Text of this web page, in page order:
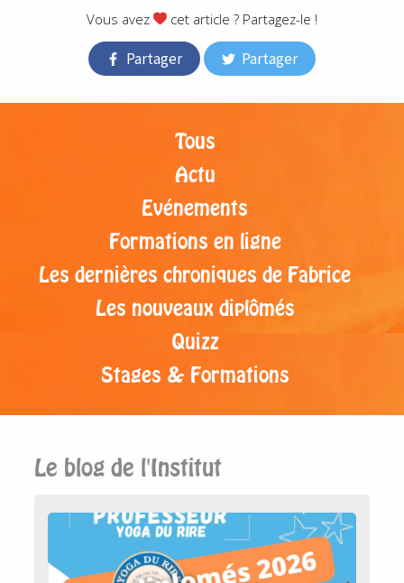
Vous avez cet article ? Partagez-le !
Partager Partager
Tous
Actu
Evénements
Formations en ligne
Les dernières chroniques de Fabrice
Les nouveaux diplômés
Quizz
Stages & Formations
Le blog de l'Institut